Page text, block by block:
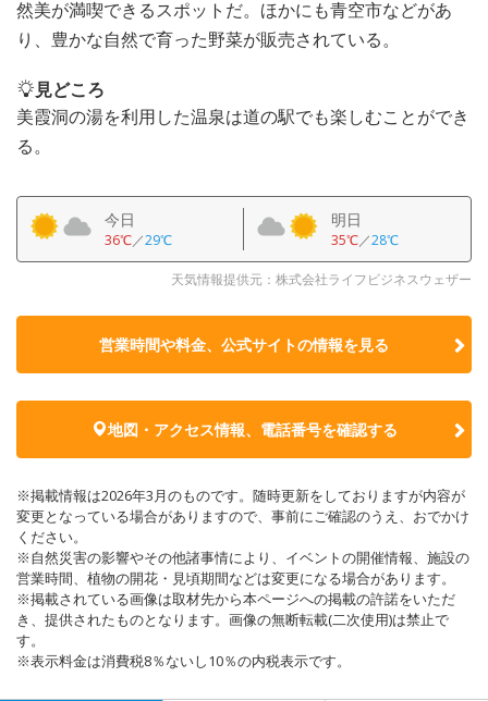
然美が満喫できるスポットだ。ほかにも青空市などがあ
り、豊かな自然で育った野菜が販売されている。
見どころ
美霞洞の湯を利用した温泉は道の駅でも楽しむことができ
る。
今日
36℃／29℃
明日
35℃／28℃
天気情報提供元：株式会社ライフビジネスウェザー
営業時間や料金、公式サイトの情報を見る
地図・アクセス情報、電話番号を確認する
※掲載情報は2026年3月のものです。随時更新をしておりますが内容が
変更となっている場合がありますので、事前にご確認のうえ、おでかけ
ください。
※自然災害の影響やその他諸事情により、イベントの開催情報、施設の
営業時間、植物の開花・見頃期間などは変更になる場合があります。
※掲載されている画像は取材先から本ページへの掲載の許諾をいただ
き、提供されたものとなります。画像の無断転載(二次使用)は禁止で
す。
※表示料金は消費税8％ないし10％の内税表示です。